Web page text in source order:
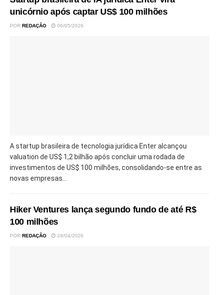
unicórnio após captar US$ 100 milhões
POR REDAÇÃO 06/05/2026
A startup brasileira de tecnologia jurídica Enter alcançou
valuation de US$ 1,2 bilhão após concluir uma rodada de
investimentos de US$ 100 milhões, consolidando-se entre as
novas empresas...
Hiker Ventures lança segundo fundo de até R$
100 milhões
POR REDAÇÃO 28/04/2026